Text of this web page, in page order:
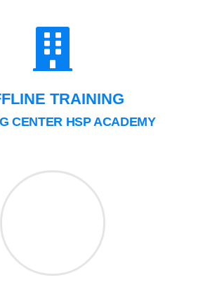
TRAINING
CENTER HSP ACADEMY